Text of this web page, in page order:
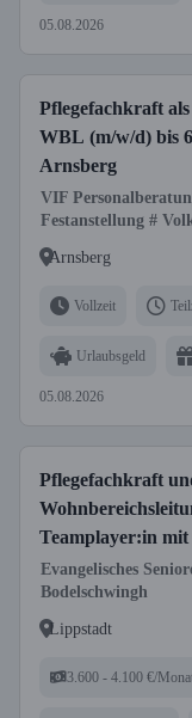
05.08.2026
Pflegefachkraft
WBL (m/w/d) bis
Arnsberg
VIF
Festanstellung #
Arnsberg
Vollzeit
Urlaubsgeld
05.08.2026
Pflegefachkraft
Teamplayer:in mit
Evangelisches
Bodelschwingh
Lippstadt
3.600 - 4.100 €/